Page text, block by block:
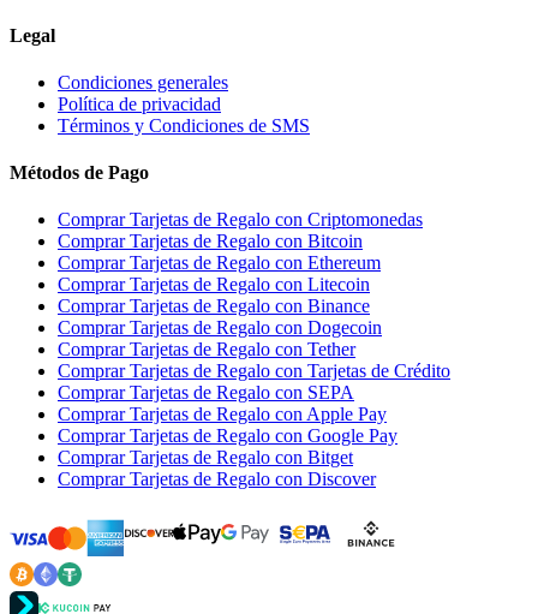
Legal
Condiciones generales
Política de privacidad
Términos y Condiciones de SMS
Métodos de Pago
Comprar Tarjetas de Regalo con Criptomonedas
Comprar Tarjetas de Regalo con Bitcoin
Comprar Tarjetas de Regalo con Ethereum
Comprar Tarjetas de Regalo con Litecoin
Comprar Tarjetas de Regalo con Binance
Comprar Tarjetas de Regalo con Dogecoin
Comprar Tarjetas de Regalo con Tether
Comprar Tarjetas de Regalo con Tarjetas de Crédito
Comprar Tarjetas de Regalo con SEPA
Comprar Tarjetas de Regalo con Apple Pay
Comprar Tarjetas de Regalo con Google Pay
Comprar Tarjetas de Regalo con Bitget
Comprar Tarjetas de Regalo con Discover